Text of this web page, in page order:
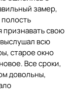
замер,
признавать свою
всю
старое окно
Все сроки,
довольны,